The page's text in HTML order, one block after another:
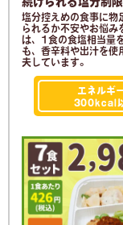
塩分控えめの食事に物
られるか不安やお悩み
は、1食の食塩相当量
も、香辛料や出汁を使
夫しています。
エネルギ
300kcal